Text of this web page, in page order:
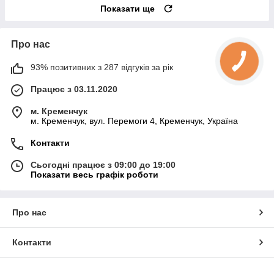
Показати ще
Про нас
93% позитивних з 287 відгуків за рік
Працює з 03.11.2020
м. Кременчук
м. Кременчук, вул. Перемоги 4, Кременчук, Україна
Контакти
Сьогодні працює з 09:00 до 19:00
Показати весь графік роботи
Про нас
Контакти